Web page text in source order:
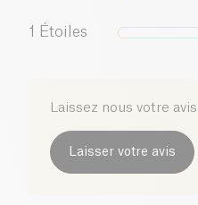
1 Étoiles
Laissez nous votre
Laisser votre avis